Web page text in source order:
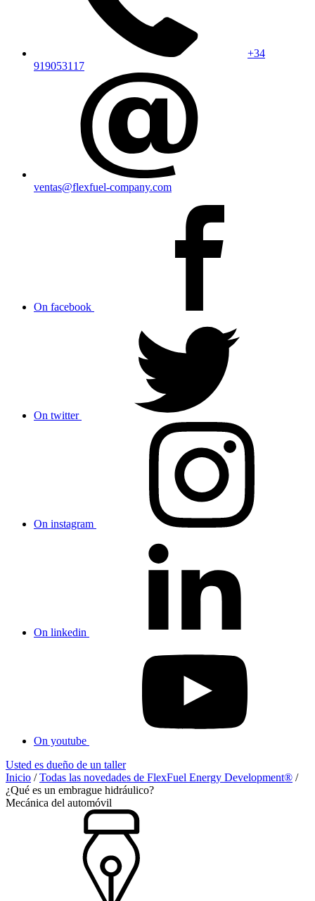
+34
919053117
ventas@flexfuel-company.com
On facebook
On twitter
On instagram
On linkedin
On youtube
Usted es dueño de un taller
Inicio /Todas las novedades de FlexFuel Energy Development® /
¿Qué es un embrague hidráulico?
Mecánica del automóvil